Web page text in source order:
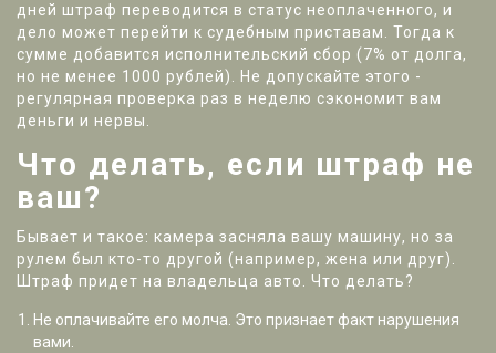
дней штраф переводится в статус неоплаченного, и
дело может перейти к судебным приставам. Тогда к
сумме добавится исполнительский сбор (7% от долга,
но не менее 1000 рублей). Не допускайте этого -
регулярная проверка раз в неделю сэкономит вам
деньги и нервы.
Что делать, если штраф не
ваш?
Бывает и такое: камера засняла вашу машину, но за
рулем был кто-то другой (например, жена или друг).
Штраф придет на владельца авто. Что делать?
Не оплачивайте его молча. Это признает факт нарушения
вами.